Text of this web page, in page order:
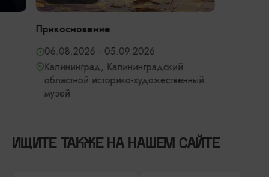
Прикосновение
06.08.2026 - 05.09.2026
Калининград, Калининградский
областной историко-художественный
музей
ИЩИТЕ ТАКЖЕ НА НАШЕМ САЙТЕ